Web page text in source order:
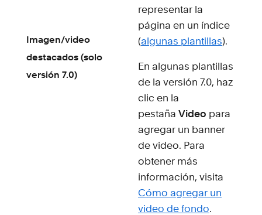
Imagen/video
destacados (solo
versión 7.0)
representar la
página en un índice
(algunas plantillas).
En algunas plantillas
de la versión 7.0, haz
clic en la
pestaña Video para
agregar un banner
de video. Para
obtener más
información, visita
Cómo agregar un
video de fondo.